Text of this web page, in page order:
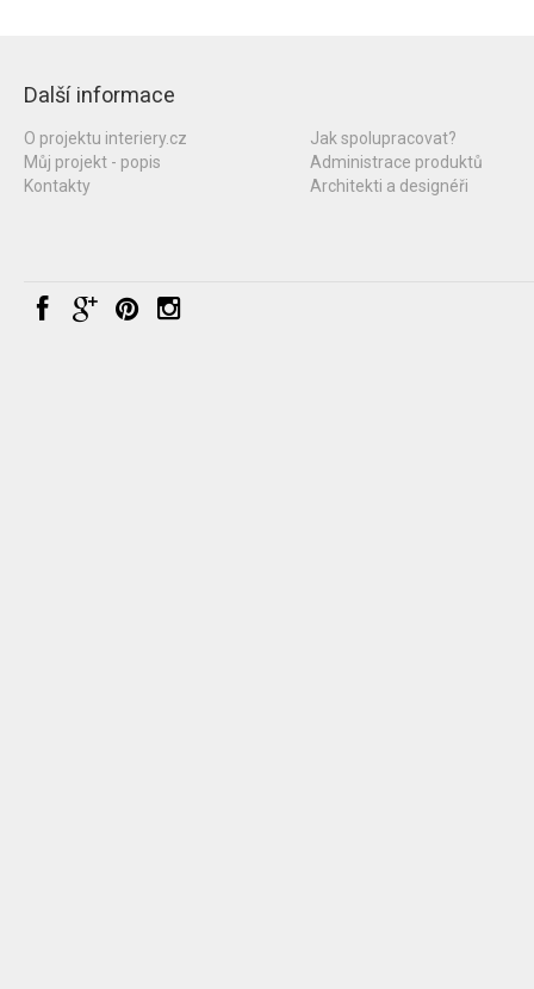
Další informace
O projektu interiery.cz
Můj projekt - popis
Kontakty
Jak spolupracovat?
Administrace produktů
Architekti a designéři